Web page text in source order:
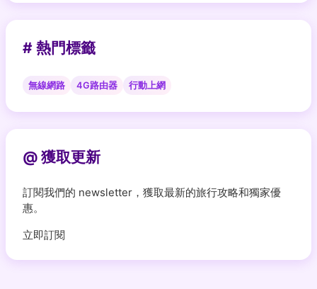
# 熱門標籤
無線網路 4G路由器 行動上網
@ 獲取更新
訂閱我們的 newsletter，獲取最新的旅行攻略和獨家優
惠。
立即訂閱